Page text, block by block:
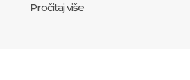
Pročitaj više